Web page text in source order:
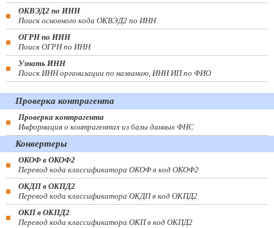
ОКВЭД2 по ИНН
Поиск основного кода ОКВЭД2 по ИНН
ОГРН по ИНН
Поиск ОГРН по ИНН
Узнать ИНН
Поиск ИНН организации по названию, ИНН ИП по ФИО
Проверка контрагента
Проверка контрагента
Информация о контрагентах из базы данных ФНС
Конвертеры
ОКОФ в ОКОФ2
Перевод кода классификатора ОКОФ в код ОКОФ2
ОКДП в ОКПД2
Перевод кода классификатора ОКДП в код ОКПД2
ОКП в ОКПД2
Перевод кода классификатора ОКП в код ОКПД2